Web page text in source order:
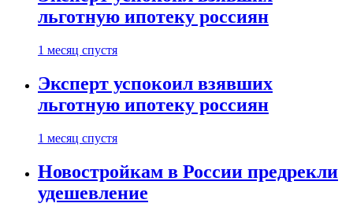
льготную ипотеку россиян
1 месяц спустя
Эксперт успокоил взявших
льготную ипотеку россиян
1 месяц спустя
Новостройкам в России предрекли
удешевление